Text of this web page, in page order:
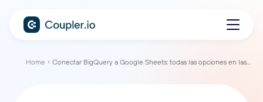
Home Conectar BigQuery a Google Sheets: todas las opciones en las que puedes confiar